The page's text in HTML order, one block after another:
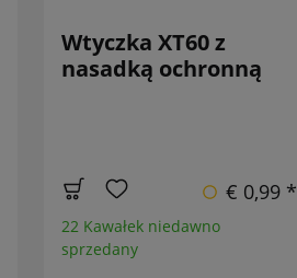
Wtyczka XT60 z
nasadką ochronną
€ 0,99 *
22 Kawałek niedawno
sprzedany